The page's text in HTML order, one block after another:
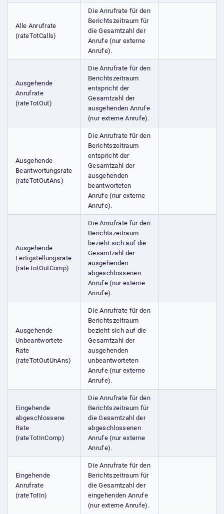
Alle Anrufrate
(rateTotCalls)
Die Anrufrate für den
Berichtszeitraum für
die Gesamtzahl der
Anrufe (nur externe
Anrufe).
Ausgehende
Anrufrate
(rateTotOut)
Die Anrufrate für den
Berichtszeitraum
entspricht der
Gesamtzahl der
ausgehenden Anrufe
(nur externe Anrufe).
Ausgehende
Beantwortungsrate
(rateTotOutAns)
Die Anrufrate für den
Berichtszeitraum
entspricht der
Gesamtzahl der
ausgehenden
beantworteten
Anrufe (nur externe
Anrufe).
Ausgehende
Fertigstellungsrate
(rateTotOutComp)
Die Anrufrate für den
Berichtszeitraum
bezieht sich auf die
Gesamtzahl der
ausgehenden
abgeschlossenen
Anrufe (nur externe
Anrufe).
Ausgehende
Unbeantwortete
Rate
(rateTotOutUnAns)
Die Anrufrate für den
Berichtszeitraum
bezieht sich auf die
Gesamtzahl der
ausgehenden
unbeantworteten
Anrufe (nur externe
Anrufe).
Eingehende
abgeschlossene
Rate
(rateTotInComp)
Die Anrufrate für den
Berichtszeitraum für
die Gesamtzahl der
abgeschlossenen
Anrufe (nur externe
Anrufe).
Eingehende
Anrufrate
(rateTotIn)
Die Anrufrate für den
Berichtszeitraum für
die Gesamtzahl der
eingehenden Anrufe
(nur externe Anrufe).